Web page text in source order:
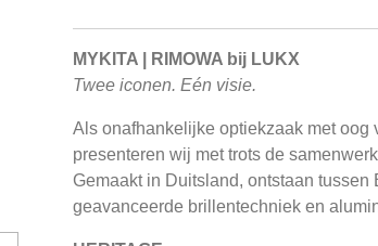
MYKITA | RIMOWA bij LUKX
Twee iconen. Eén visie.
Als onafhankelijke optiekzaak met oog
presenteren wij met trots de
Gemaakt in Duitsland, ontstaan
geavanceerde brillentechniek en